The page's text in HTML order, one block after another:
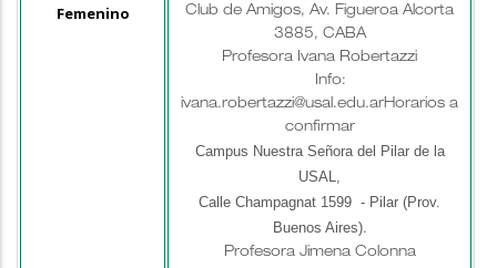
Femenino
Club de Amigos, Av. Figueroa Alcorta
3885, CABA
Profesora Ivana Robertazzi
Info:
ivana.robertazzi@usal.edu.arHorarios a
confirmar
Campus Nuestra Señora del Pilar de la
USAL,
Calle Champagnat 1599 - Pilar (Prov.
Buenos Aires).
Profesora Jimena Colonna